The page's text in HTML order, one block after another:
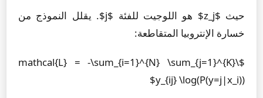
حيث $z_j$ هو اللوجيت للفئة $j$. يقلل النموذج من
خسارة الإنتروبيا المتقاطعة:
$\mathcal{L} = -\sum_{i=1}^{N} \sum_{j=1}^{K}
y_{ij} \log(P(y=j|x_i))$